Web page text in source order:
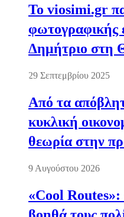
Το viosimi.gr
φωτογραφικής
Δημήτριο στη
29 Σεπτεμβρίου 2025
Από τα
κυκλική
θεωρία στην
9 Αυγούστου 2026
«Cool Routes»: